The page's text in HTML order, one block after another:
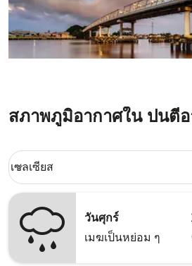
สภาพภูมิอากาศใน ปนตี
Weather unit option เซลเซียส
เซลเซียส
keyboard_arrow_down
วันศุกร์
เมฆเป็นหย่อม ๆ